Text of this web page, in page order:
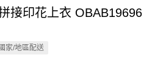
接印花上衣 OBAB19696
國家/地區配送